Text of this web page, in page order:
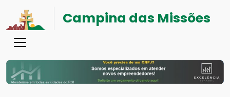
Campina das Missões